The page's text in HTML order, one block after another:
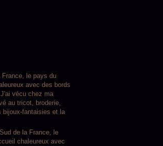
de la France, le
chaleureux avec